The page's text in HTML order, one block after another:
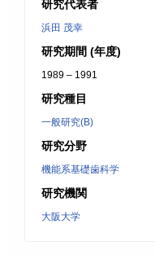
研究代表者
浜田 茂幸
研究期間 (年度)
1989 – 1991
研究種目
一般研究(B)
研究分野
機能系基礎歯科学
研究機関
大阪大学